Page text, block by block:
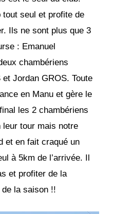
tout seul et profite de
Ils ne sont plus que 3
: Emanuel
chambériens
Jordan GROS. Toute
en Manu et gère le
les 2 chambériens
leur tour mais notre
et en fait craqué un
à 5km de l’arrivée. Il
et profiter de la
la saison !!